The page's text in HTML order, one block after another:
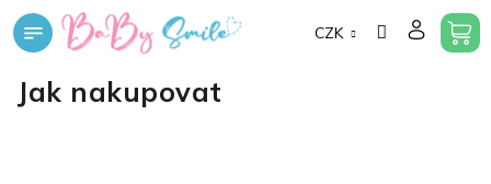
Přejít
na
CZK
Jak nakupovat